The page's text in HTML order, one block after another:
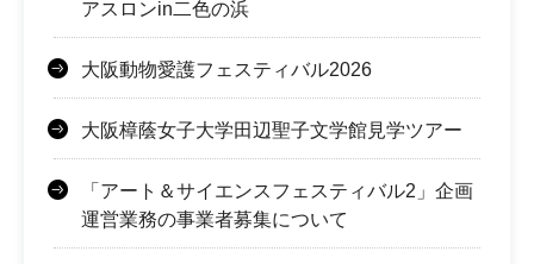
アスロンin二色の浜
大阪動物愛護フェスティバル2026
大阪樟蔭女子大学田辺聖子文学館見学ツアー
「アート＆サイエンスフェスティバル2」企画
運営業務の事業者募集について